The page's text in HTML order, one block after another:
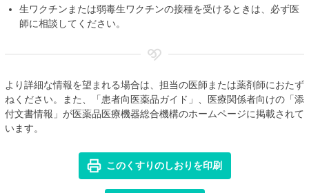
生ワクチンまたは弱毒生ワクチンの接種を受けるときは、必ず医
師に相談してください。
より詳細な情報を望まれる場合は、担当の医師または薬剤師におたず
ねください。また、「患者向医薬品ガイド」、医療関係者向けの「添
付文書情報」が医薬品医療機器総合機構のホームページに掲載されて
います。
このくすりのしおりを印刷